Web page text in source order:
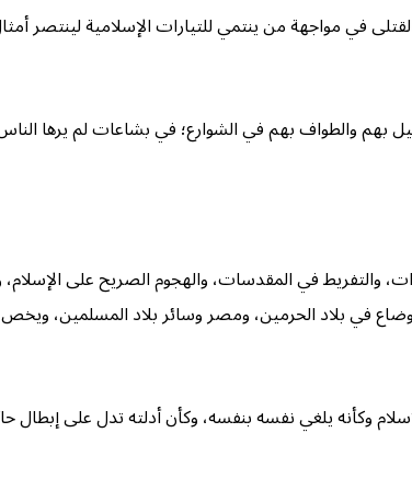
في مواجهة من ينتمي للتيارات الإسلامية لينتصر
بهم والطواف بهم في الشوارع؛ في بشاعات لم يرها
والتفريط في المقدسات، والهجوم الصريح على
في بلاد الحرمين، ومصر وسائر بلاد المسلمين،
وكأنه يلغي نفسه بنفسه، وكأن أدلته تدل على إبطال